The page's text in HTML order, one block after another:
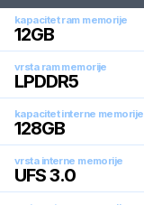
kapacitet ram memorije
12GB
vrsta ram memorije
LPDDR5
kapacitet interne memorije
128GB
vrsta interne memorije
UFS 3.0